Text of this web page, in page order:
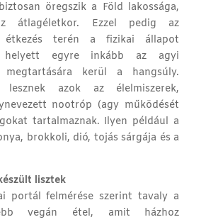
öregszik a Föld lakossága,
átlagéletkor. Ezzel pedig az
étkezés terén a fizikai állapot
helyett egyre inkább az agyi
megtartására kerül a hangsúly.
lesznek azok az élelmiszerek,
nootróp (agy működését
tartalmaznak. Ilyen például a
brokkoli, dió, tojás sárgája és a
lisztek
portál felmérése szerint tavaly a
vegán étel, amit házhoz